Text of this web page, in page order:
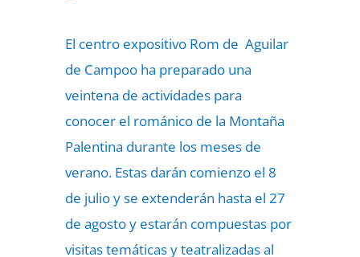
El centro expositivo Rom de Aguilar
de Campoo ha preparado una
veintena de actividades para
conocer el románico de la Montaña
Palentina durante los meses de
verano. Estas darán comienzo el 8
de julio y se extenderán hasta el 27
de agosto y estarán compuestas por
visitas temáticas y teatralizadas al